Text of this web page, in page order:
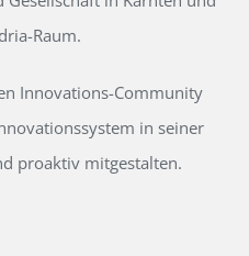
Raum.
Innovations-Community
in seiner
proaktiv mitgestalten.